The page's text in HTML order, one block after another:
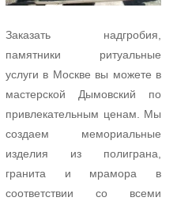
Заказать надгробия,
памятники ритуальные
услуги в Москве вы можете в
мастерской Дымовский по
привлекательным ценам. Мы
создаем мемориальные
изделия из полиграна,
гранита и мрамора в
соответствии со всеми